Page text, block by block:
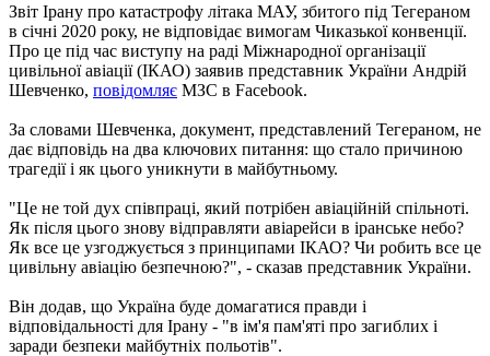
Звіт Ірану про катастрофу літака МАУ, збитого під Тегераном
в січні 2020 року, не відповідає вимогам Чиказької конвенції.
Про це під час виступу на раді Міжнародної організації
цивільної авіації (ІКАО) заявив представник України Андрій
Шевченко, повідомляє МЗС в Facebook.
За словами Шевченка, документ, представлений Тегераном, не
дає відповідь на два ключових питання: що стало причиною
трагедії і як цього уникнути в майбутньому.
"Це не той дух співпраці, який потрібен авіаційній спільноті.
Як після цього знову відправляти авіарейси в іранське небо?
Як все це узгоджується з принципами ІКАО? Чи робить все це
цивільну авіацію безпечною?", - сказав представник України.
Він додав, що Україна буде домагатися правди і
відповідальності для Ірану - "в ім'я пам'яті про загиблих і
заради безпеки майбутніх польотів".